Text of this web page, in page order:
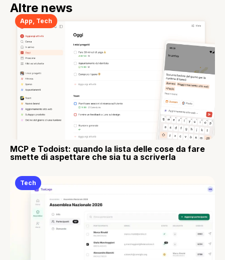
Altre news
App, Tech
MCP e Todoist: quando la lista delle cose da fare
smette di aspettare che sia tu a scriverla
Tech